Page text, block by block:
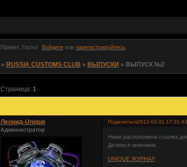
Привет, Гость! Войдите или зарегистрируйтесь
» RUSSIA CUSTOMS CLUB » ВЫПУСКИ » ВЫПУСК №2
Страница: 1
Поделиться2012-03-31 17:31:43
Леонид-Unique
Администратор
Ниже расположена ссылка
Делимся мнением.
UNIQUE ЖУРНАЛ